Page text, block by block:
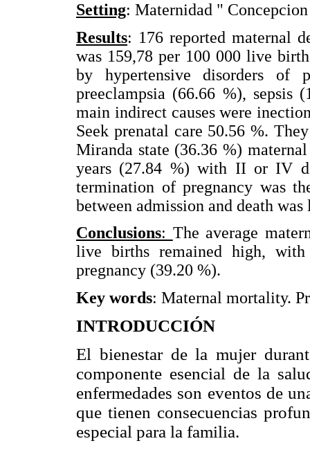
Setting: Maternidad "
Results: 176 reported maternal
was 159,78 per 100 000 live
by hypertensive disorders of
preeclampsia (66.66 %), sepsis
main indirect causes were
Seek prenatal care 50.56 %.
Miranda state (36.36 %)
years (27.84 %) with II or IV
termination of pregnancy was
between admission and death
Conclusions: The average
live births remained high, with
pregnancy (39.20 %).
Key words: Maternal mortality.
INTRODUCCIÓN
El bienestar de la mujer
componente esencial de la
enfermedades son eventos de
que tienen consecuencias
especial para la familia.